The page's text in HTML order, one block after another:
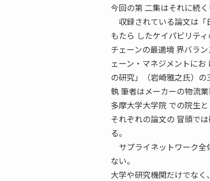
今回の第 二集はそれに続く
収録されている論文は「
もたら したケイパビリテ
チェーンの最適境 界バラ
ェーン・マネジメントに
の研究」（岩崎雅之氏）の
執 筆者はメーカーの物流
多摩大学大学院 での院生
それぞれの論文の 冒頭で
る。
サプライネットワーク全
ない。
大学や研究機関だけでな